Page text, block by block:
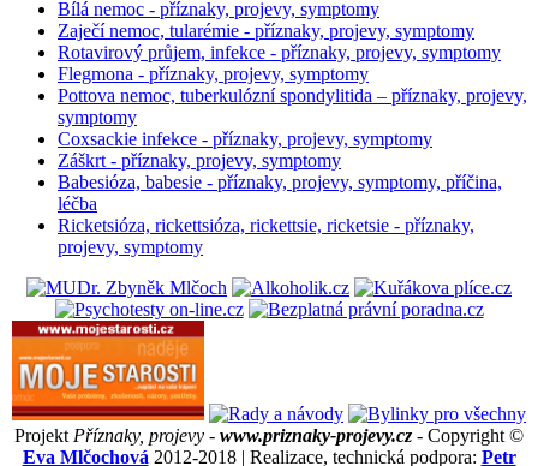
Bílá nemoc - příznaky, projevy, symptomy
Zaječí nemoc, tularémie - příznaky, projevy, symptomy
Rotavirový průjem, infekce - příznaky, projevy, symptomy
Flegmona - příznaky, projevy, symptomy
Pottova nemoc, tuberkulózní spondylitida – příznaky, projevy,
symptomy
Coxsackie infekce - příznaky, projevy, symptomy
Záškrt - příznaky, projevy, symptomy
Babesióza, babesie - příznaky, projevy, symptomy, příčina,
léčba
Ricketsióza, rickettsióza, rickettsie, ricketsie - příznaky,
projevy, symptomy
ProjektPříznaky, projevy - www.priznaky-projevy.cz - Copyright ©
Eva Mlčochová2012-2018 | Realizace, technická podpora: Petr